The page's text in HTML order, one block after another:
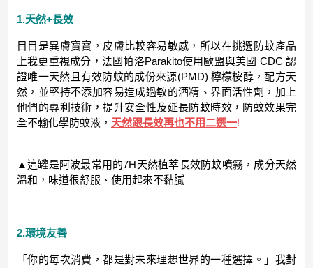
1.天然+長效
目目是異膚寶寶，皮膚比較容易敏感，所以在挑選防蚊產品
上我更重視成分，法國帕洛Parakito使用歐盟與美國 CDC 認
證唯一天然且有效防蚊的成份來源(PMD) 檸檬桉醇，配方天
然，並堅持不添加容易造成過敏的酒精、界面活性劑，加上
他們的專利技術，提升安全性及延長防蚊時效，防蚊效果完
全不輸化學防蚊液， 天然跟長效再也不用二選一!
▲這罐是阿波最常用的7H天然植萃長效防蚊噴霧，成分天然
溫和，味道很舒服、使用起來不黏膩
2.環境友善
「你的每次消費，都是對未來理想世界的一種選擇。」我對